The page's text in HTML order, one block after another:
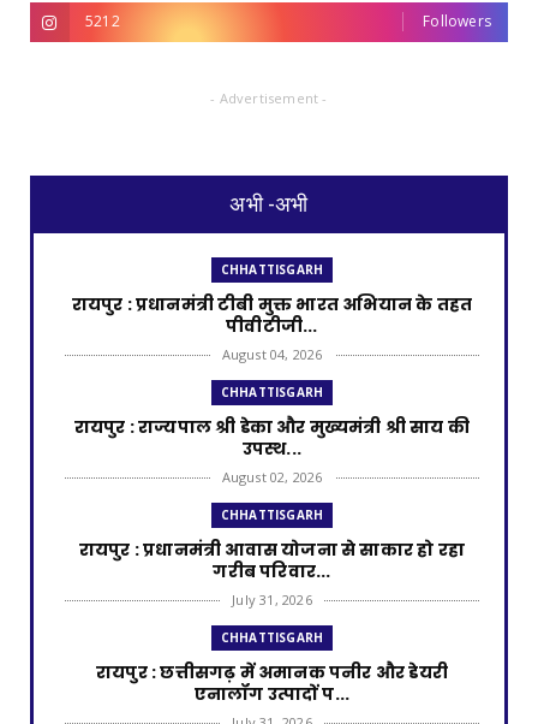
5212 Followers
- Advertisement -
अभी -अभी
CHHATTISGARH
रायपुर : प्रधानमंत्री टीबी मुक्त भारत अभियान के तहत
पीवीटीजी...
August 04, 2026
CHHATTISGARH
रायपुर : राज्यपाल श्री डेका और मुख्यमंत्री श्री साय की
उपस्थ...
August 02, 2026
CHHATTISGARH
रायपुर : प्रधानमंत्री आवास योजना से साकार हो रहा
गरीब परिवार...
July 31, 2026
CHHATTISGARH
रायपुर : छत्तीसगढ़ में अमानक पनीर और डेयरी
एनालॉग उत्पादों प...